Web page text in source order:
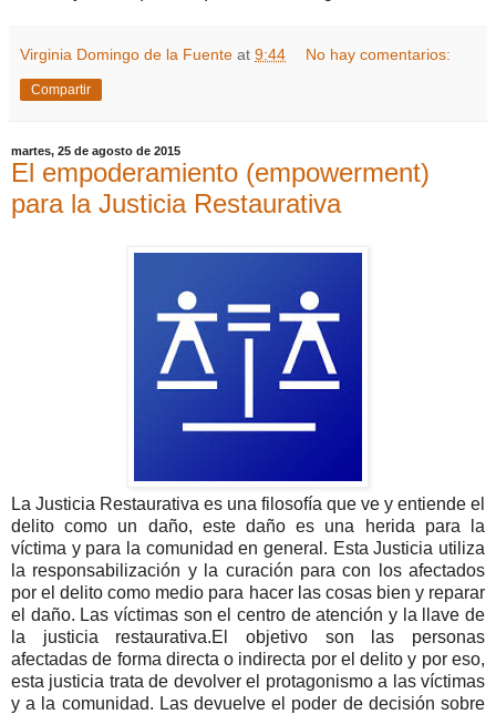
Virginia Domingo de la Fuente at 9:44 No hay comentarios:
Compartir
martes, 25 de agosto de 2015
El empoderamiento (empowerment)
para la Justicia Restaurativa
La Justicia Restaurativa es una filosofía que ve y entiende el
delito como un daño, este daño es una herida para la
víctima y para la comunidad en general. Esta Justicia utiliza
la responsabilización y la curación para con los afectados
por el delito como medio para hacer las cosas bien y reparar
el daño. Las víctimas son el centro de atención y la llave de
la justicia restaurativa.El objetivo son las personas
afectadas de forma directa o indirecta por el delito y por eso,
esta justicia trata de devolver el protagonismo a las víctimas
y a la comunidad. Las devuelve el poder de decisión sobre